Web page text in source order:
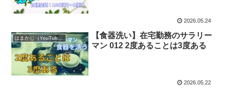
2026.05.24
はまかじ（YouTube）
【食器洗い】在宅勤務のサラリー
マン 012 2度あることは3度ある
2026.05.22